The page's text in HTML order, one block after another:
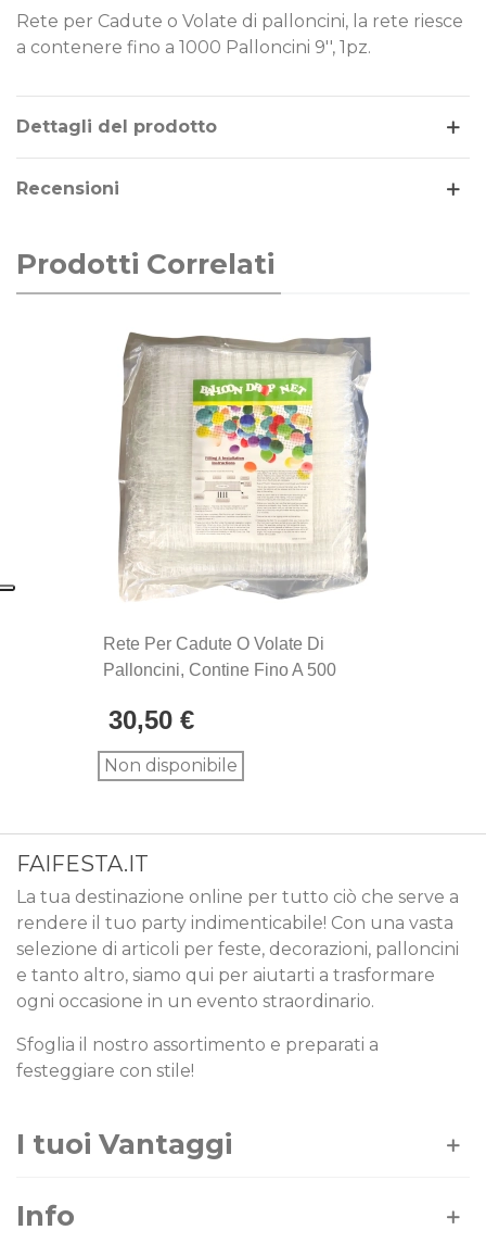
Rete per Cadute o Volate di palloncini, la rete riesce
a contenere fino a 1000 Palloncini 9'', 1pz.
Dettagli del prodotto
Recensioni
Prodotti Correlati
Rete Per Cadute O Volate Di
Palloncini, Contine Fino A 500
30,50 €
Non disponibile
FAIFESTA.IT
La tua destinazione online per tutto ciò che serve a
rendere il tuo party indimenticabile! Con una vasta
selezione di articoli per feste, decorazioni, palloncini
e tanto altro, siamo qui per aiutarti a trasformare
ogni occasione in un evento straordinario.
Sfoglia il nostro assortimento e preparati a
festeggiare con stile!
I tuoi Vantaggi
Info